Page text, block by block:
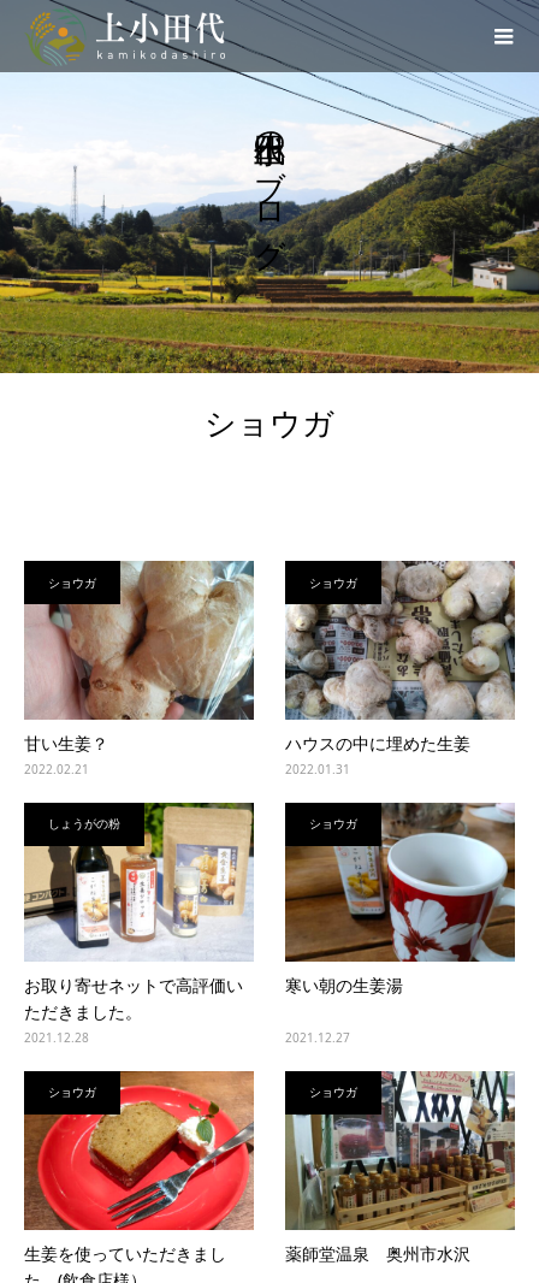
上小田代のブログ
ショウガ
ショウガ
甘い生姜？
2022.02.21
ショウガ
ハウスの中に埋めた生姜
2022.01.31
しょうがの粉
お取り寄せネットで高評価い
ただきました。
2021.12.28
ショウガ
寒い朝の生姜湯
2021.12.27
ショウガ
生姜を使っていただきまし
ショウガ
薬師堂温泉 奥州市水沢